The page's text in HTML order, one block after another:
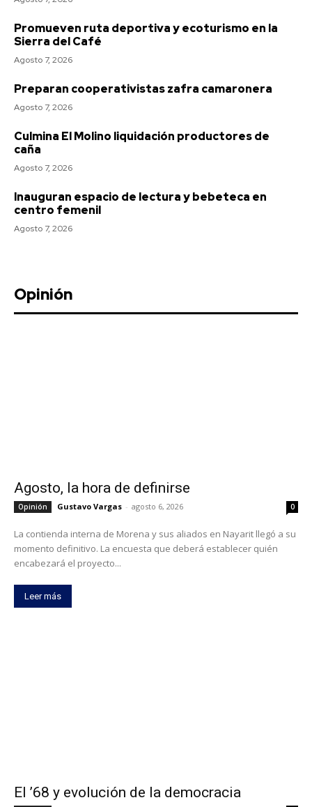
Promueven ruta deportiva y ecoturismo en la
Sierra del Café
Agosto 7, 2026
Preparan cooperativistas zafra camaronera
Agosto 7, 2026
Culmina El Molino liquidación productores de
caña
Agosto 7, 2026
Inauguran espacio de lectura y bebeteca en
centro femenil
Agosto 7, 2026
Opinión
Agosto, la hora de definirse
Opinión Gustavo Vargas - agosto 6, 2026 0
La contienda interna de Morena y sus aliados en Nayarit llegó a su
momento definitivo. La encuesta que deberá establecer quién
encabezará el proyecto...
Leer más
El ’68 y evolución de la democracia